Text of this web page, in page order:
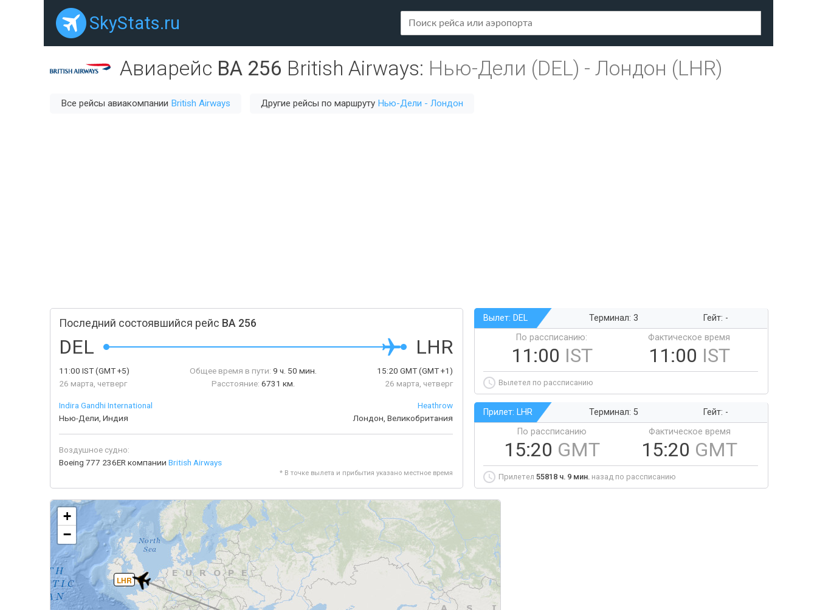
SkyStats.ru
Авиарейс BA 256 British Airways: Нью-Дели (DEL) - Лондон (LHR)
Все рейсы авиакомпании British Airways Другие рейсы по маршруту Нью-Дели - Лондон
Последний состоявшийся рейс BA 256
DEL LHR
11:00 IST(GMT +5)
26 марта, четверг
Общее время в пути: 9 ч. 50 мин.
Расстояние: 6731 км.
15:20 GMT(GMT +1)
26 марта, четверг
Indira Gandhi International
Нью-Дели, Индия
Heathrow
Лондон, Великобритания
Воздушное судно:
Boeing 777 236ER компании British Airways
* В точке вылета и прибытия указано местное время
Вылет: DEL Терминал: 3
Гейт: -
По рассписанию:
11:00 IST
Фактическое время
11:00 IST
Вылетел по рассписанию
Прилет: LHR Терминал: 5
Гейт: -
По рассписанию
15:20 GMT
Фактическое время
15:20 GMT
Прилетел 55818 ч. 9 мин. назад по рассписанию
LHR
+
−